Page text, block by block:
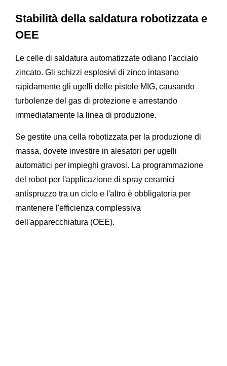
Stabilità della saldatura robotizzata e
OEE
Le celle di saldatura automatizzate odiano l'acciaio
zincato. Gli schizzi esplosivi di zinco intasano
rapidamente gli ugelli delle pistole MIG, causando
turbolenze del gas di protezione e arrestando
immediatamente la linea di produzione.
Se gestite una cella robotizzata per la produzione di
massa, dovete investire in alesatori per ugelli
automatici per impieghi gravosi. La programmazione
del robot per l'applicazione di spray ceramici
antispruzzo tra un ciclo e l'altro è obbligatoria per
mantenere l'efficienza complessiva
dell'apparecchiatura (OEE).